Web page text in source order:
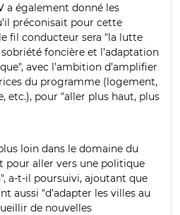
a également donné les
préconisait pour cette
fil conducteur sera "la lutte
foncière et l’adaptation
avec l’ambition d’amplifier
du programme (logement,
etc.), pour "aller plus haut, plus
loin dans le domaine du
pour aller vers une politique
a-t-il poursuivi, ajoutant que
aussi "d’adapter les villes au
de nouvelles